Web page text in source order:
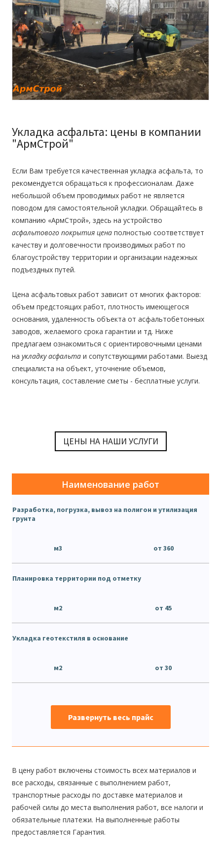
Укладка асфальта: цены в компании
"АрмСтрой"
Если Вам требуется качественная укладка асфальта, то
рекомендуется обращаться к профессионалам. Даже
небольшой объем проводимых работ не является
поводом для самостоятельной укладки. Обращайтесь в
компанию «АрмСтрой», здесь на устройство
асфальтового покрытия цена полностью соответствует
качеству и долговечности производимых работ по
благоустройству территории и организации надежных
подъездных путей.
Цена асфальтовых работ зависит от многих факторов:
объем предстоящих работ, плотность имеющегося
основания, удаленность объекта от асфальтобетонных
заводов, желаемого срока гарантии и тд. Ниже
предлагаем ознакомиться с ориентировочными ценами
на укладку асфальта и сопутствующими работами. Выезд
специалиста на объект, уточнение объемов,
консультация, составление сметы - бесплатные услуги.
ЦЕНЫ НА НАШИ УСЛУГИ
Наименование работ
Разработка, погрузка, вывоз на полигон и утилизация
грунта
м3 от 360
Планировка территории под отметку
м2 от 45
Укладка геотекстиля в основание
м2 от 30
Развернуть весь прайс
В цену работ включены стоимость всех материалов и
все расходы, связанные с выполнением работ,
транспортные расходы по доставке материалов и
рабочей силы до места выполнения работ, все налоги и
обязательные платежи. На выполненные работы
предоставляется Гарантия.